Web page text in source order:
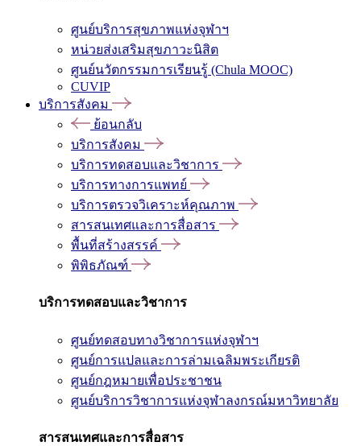
ศูนย์บริการสุขภาพแห่งจุฬาฯ
หน่วยส่งเสริมสุขภาวะนิสิต
ศูนย์นวัตกรรมการเรียนรู้ (Chula MOOC)
CUVIP
บริการสังคม
ย้อนกลับ
บริการสังคม
บริการทดสอบและวิชาการ
บริการทางการแพทย์
บริการตรวจวิเคราะห์คุณภาพ
สารสนเทศและการสื่อสาร
พื้นที่สร้างสรรค์
พิพิธภัณฑ์
บริการทดสอบและวิชาการ
ศูนย์ทดสอบทางวิชาการแห่งจุฬาฯ
ศูนย์การแปลและการล่ามเฉลิมพระเกียรติ
ศูนย์กฎหมายเพื่อประชาชน
ศูนย์บริการวิชาการแห่งจุฬาลงกรณ์มหาวิทยาลัย
สารสนเทศและการสื่อสาร